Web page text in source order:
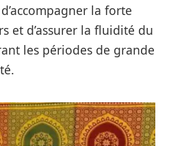
la forte
et d’assurer la fluidité du
les périodes de grande